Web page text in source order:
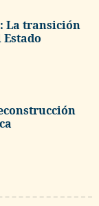
La transición